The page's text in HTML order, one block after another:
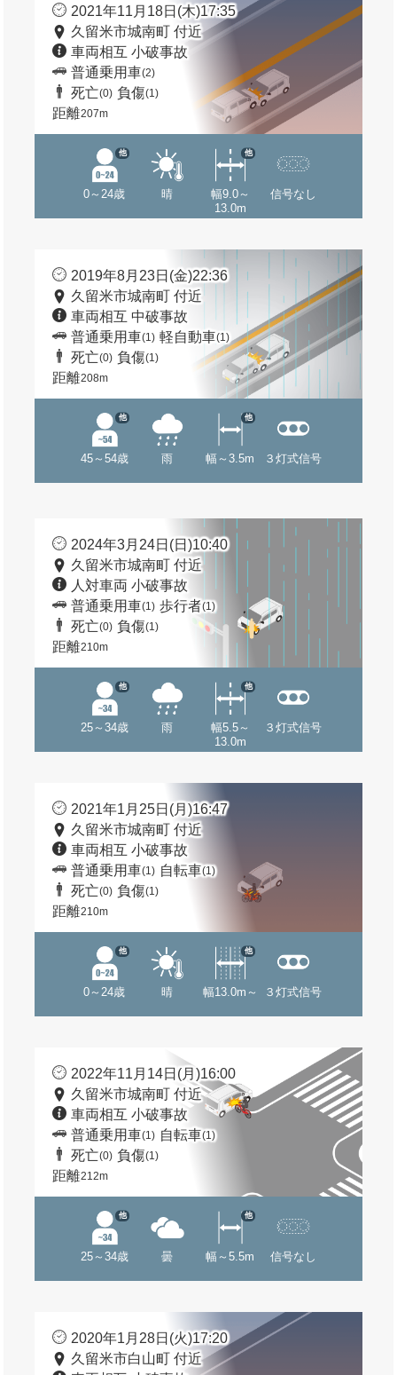
2021年11月18日(木)17:35
久留米市城南町 付近
車両相互 小破事故
普通乗用車(2)
死亡(0) 負傷(1)
距離207m
0～24歳
他
晴
幅9.0～
13.0m
他
信号なし
2019年8月23日(金)22:36
久留米市城南町 付近
車両相互 中破事故
普通乗用車(1) 軽自動車(1)
死亡(0) 負傷(1)
距離208m
45～54歳
他
雨 幅～3.5m
他
３灯式信号
2024年3月24日(日)10:40
久留米市城南町 付近
人対車両 小破事故
普通乗用車(1) 歩行者(1)
死亡(0) 負傷(1)
距離210m
25～34歳
他
雨
幅5.5～
13.0m
他
３灯式信号
2021年1月25日(月)16:47
久留米市城南町 付近
車両相互 小破事故
普通乗用車(1) 自転車(1)
死亡(0) 負傷(1)
距離210m
0～24歳
他
晴 幅13.0m～
他
３灯式信号
2022年11月14日(月)16:00
久留米市城南町 付近
車両相互 小破事故
普通乗用車(1) 自転車(1)
死亡(0) 負傷(1)
距離212m
25～34歳
他
曇 幅～5.5m
他
信号なし
2020年1月28日(火)17:20
久留米市白山町 付近